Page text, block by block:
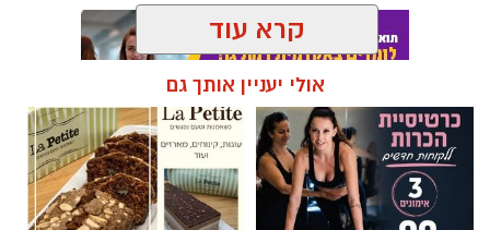
תגים:שריפה רמת גן
קרא עוד
אולי יעניין אותך גם